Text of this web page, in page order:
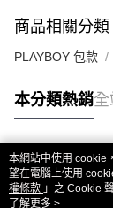
商品相關分類
PLAYBOY 包款
本分類熱銷全
熱門標籤
本網站中使用 cookie
望在電腦上使用
權條款 」之 Cookie
用條款之 Cookie 聲
了解更多 >